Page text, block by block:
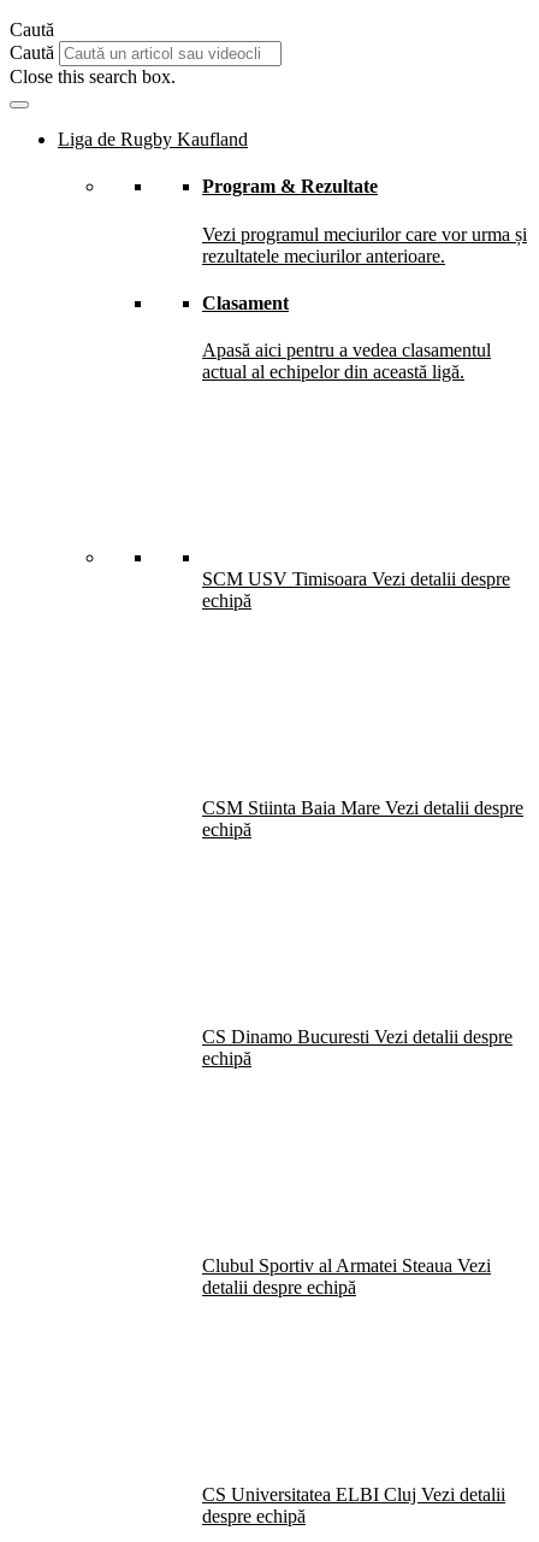
Caută
Caută
Close this search box.
Liga de Rugby Kaufland
Program & Rezultate
Vezi programul meciurilor care vor urma și
rezultatele meciurilor anterioare.
Clasament
Apasă aici pentru a vedea clasamentul
actual al echipelor din această ligă.
SCM USV Timisoara Vezi detalii despre
echipă
CSM Stiinta Baia Mare Vezi detalii despre
echipă
CS Dinamo Bucuresti Vezi detalii despre
echipă
Clubul Sportiv al Armatei Steaua Vezi
detalii despre echipă
CS Universitatea ELBI Cluj Vezi detalii
despre echipă